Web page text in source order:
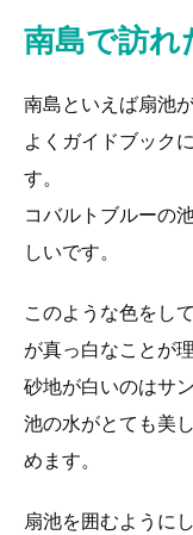
南島で訪れ
南島といえば扇池
よくガイドブック
す。
コバルトブルーの
しいです。
このような色をし
が真っ白なことが
砂地が白いのはサ
池の水がとても美
めます。
扇池を囲むように